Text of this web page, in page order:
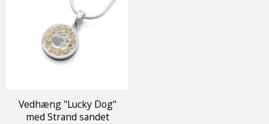
Vedhæng "Lucky Dog"
med Strand sandet